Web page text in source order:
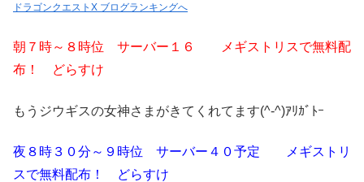
ドラゴンクエストX ブログランキングへ
朝７時～８時位 サーバー１６ メギストリスで無料配
布！ どらすけ
もうジウギスの女神さまがきてくれてます(^-^)ｱﾘｶﾞﾄｰ
夜８時３０分～９時位 サーバー４０予定 メギストリ
スで無料配布！ どらすけ